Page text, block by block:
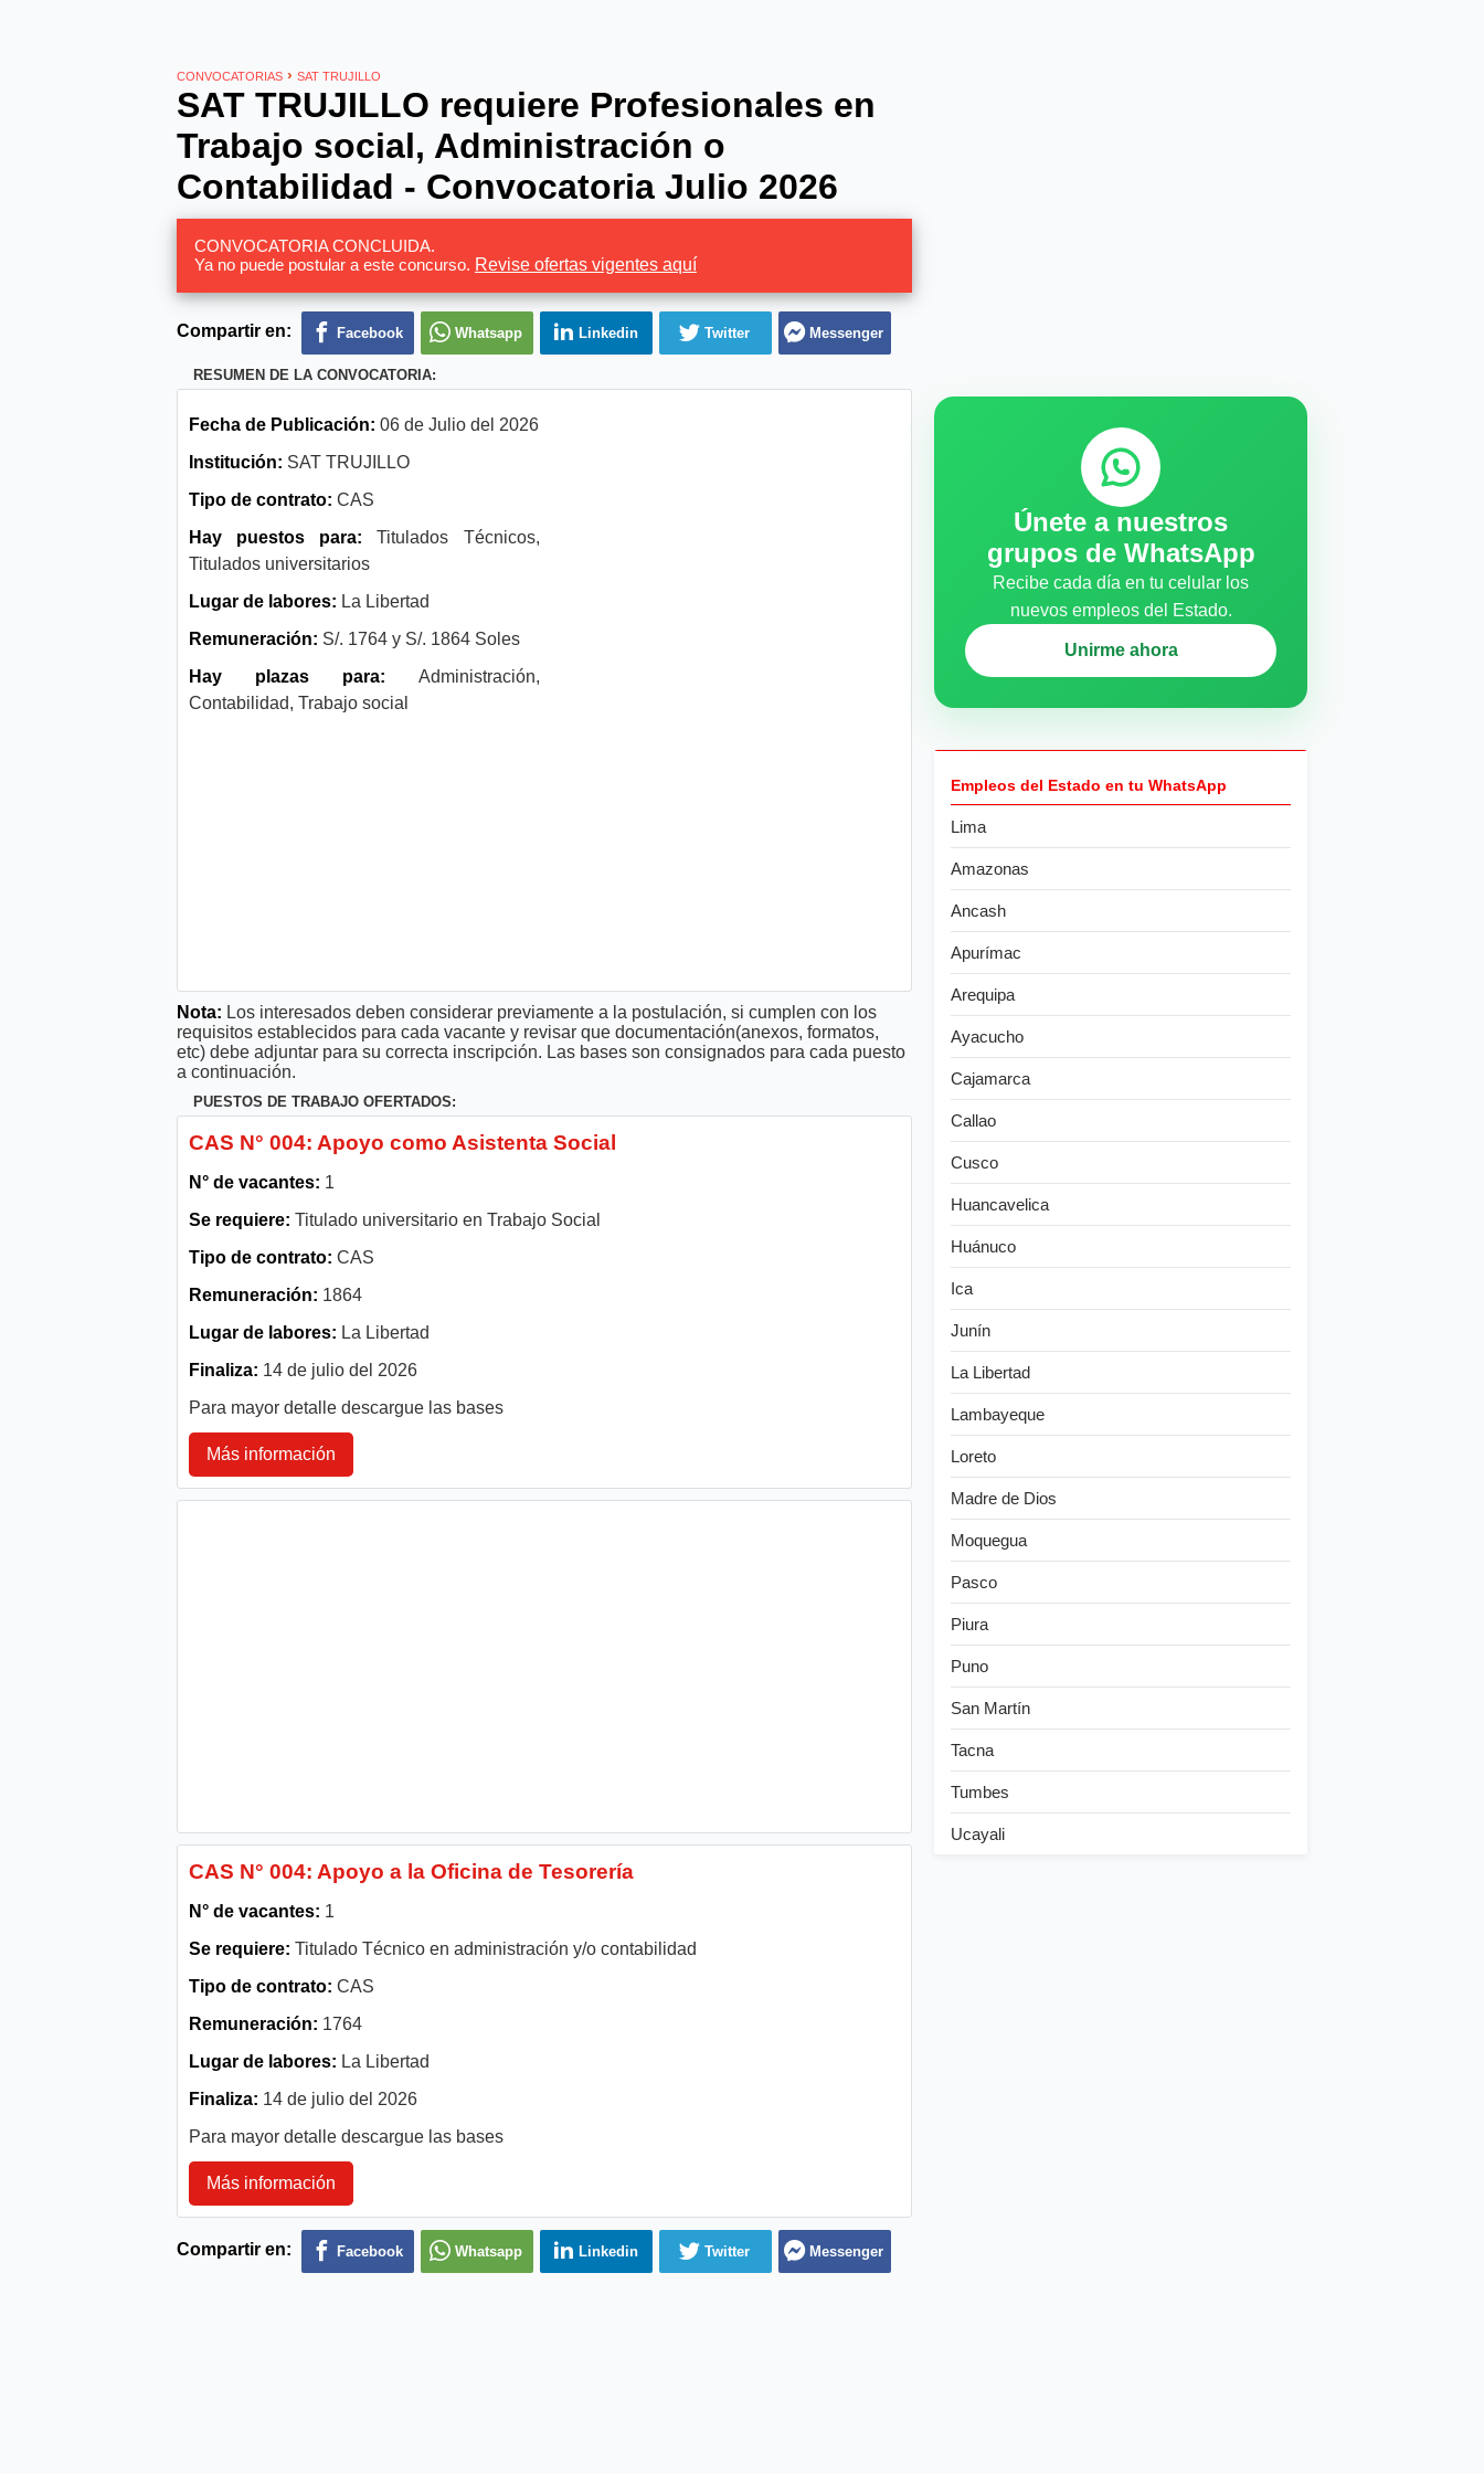
CONVOCATORIAS › SAT TRUJILLO
SAT TRUJILLO requiere Profesionales en
Trabajo social, Administración o
Contabilidad - Convocatoria Julio 2026
CONVOCATORIA CONCLUIDA.
Ya no puede postular a este concurso. Revise ofertas vigentes aquí
Compartir en: Facebook Whatsapp Linkedin Twitter Messenger
RESUMEN DE LA CONVOCATORIA:
Fecha de Publicación: 06 de Julio del 2026
Institución: SAT TRUJILLO
Tipo de contrato: CAS
Hay puestos para:Titulados Técnicos,
Titulados universitarios
Lugar de labores: La Libertad
Remuneración: S/. 1764 y S/. 1864 Soles
Hay plazas para: Administración,
Contabilidad, Trabajo social
Nota: Los interesados deben considerar previamente a la postulación, si cumplen con los
requisitos establecidos para cada vacante y revisar que documentación(anexos, formatos,
etc) debe adjuntar para su correcta inscripción. Las bases son consignados para cada puesto
a continuación.
PUESTOS DE TRABAJO OFERTADOS:
CAS N° 004: Apoyo como Asistenta Social
N° de vacantes: 1
Se requiere: Titulado universitario en Trabajo Social
Tipo de contrato: CAS
Remuneración: 1864
Lugar de labores: La Libertad
Finaliza: 14 de julio del 2026
Para mayor detalle descargue las bases
Más información
CAS N° 004: Apoyo a la Oficina de Tesorería
N° de vacantes: 1
Se requiere: Titulado Técnico en administración y/o contabilidad
Tipo de contrato: CAS
Remuneración: 1764
Lugar de labores: La Libertad
Finaliza: 14 de julio del 2026
Para mayor detalle descargue las bases
Más información
Compartir en: Facebook Whatsapp Linkedin Twitter Messenger
Únete a nuestros
grupos de WhatsApp
Recibe cada día en tu celular los
nuevos empleos del Estado.
Unirme ahora
Empleos del Estado en tu WhatsApp
Lima
Amazonas
Ancash
Apurímac
Arequipa
Ayacucho
Cajamarca
Callao
Cusco
Huancavelica
Huánuco
Ica
Junín
La Libertad
Lambayeque
Loreto
Madre de Dios
Moquegua
Pasco
Piura
Puno
San Martín
Tacna
Tumbes
Ucayali